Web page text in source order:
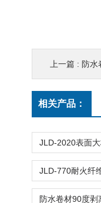
上一篇 : 防水
相关产品：